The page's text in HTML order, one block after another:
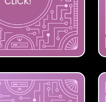
플레이
그라운드